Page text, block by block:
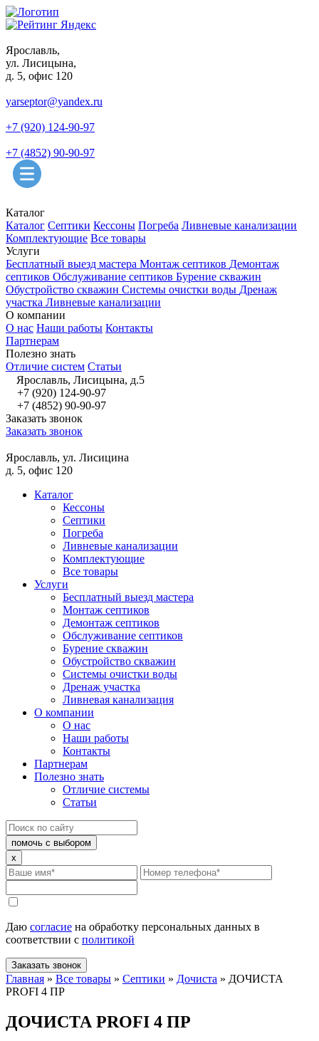
Ярославль,
ул. Лисицына,
д. 5, офис 120
yarseptor@yandex.ru
+7 (920) 124-90-97
+7 (4852) 90-90-97
Каталог
Каталог Септики Кессоны Погреба Ливневые канализации
Комплектующие Все товары
Услуги
Бесплатный выезд мастера Монтаж септиков Демонтаж
септиков Обслуживание септиков Бурение скважин
Обустройство скважин Системы очистки воды Дренаж
участка Ливневые канализации
О компании
О нас Наши работы Контакты
Партнерам
Полезно знать
Отличие систем Статьи
Ярославль, Лисицына, д.5
+7 (920) 124-90-97
+7 (4852) 90-90-97
Заказать звонок
Заказать звонок
Ярославль, ул. Лисицина
д. 5, офис 120
Каталог
Кессоны
Септики
Погреба
Ливневые канализации
Комплектующие
Все товары
Услуги
Бесплатный выезд мастера
Монтаж септиков
Демонтаж септиков
Обслуживание септиков
Бурение скважин
Обустройство скважин
Системы очистки воды
Дренаж участка
Ливневая канализация
О компании
О нас
Наши работы
Контакты
Партнерам
Полезно знать
Отличие системы
Статьи
помочь с выбором
x
Даю согласие на обработку персональных данных в
соответствии с политикой
Заказать звонок
Главная » Все товары » Септики » Дочиста » ДОЧИСТА
PROFI 4 ПР
ДОЧИСТА PROFI 4 ПР